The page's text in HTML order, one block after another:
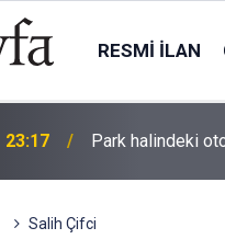
RESMI İLAN
23:17 Park halindeki
Salih Çifci